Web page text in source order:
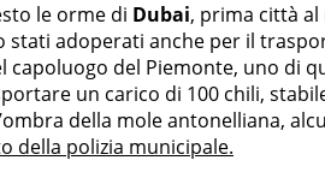
le orme di Dubai, prima città
stati adoperati anche per il
capoluogo del Piemonte, uno di
un carico di 100 chili,
della mole antonelliana,
della polizia municipale.